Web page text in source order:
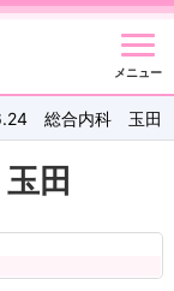
メニュー
総合内科 玉田
田